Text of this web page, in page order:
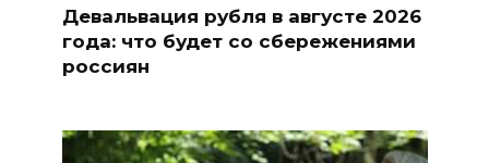
Девальвация рубля в августе 2026
года: что будет со сбережениями
россиян